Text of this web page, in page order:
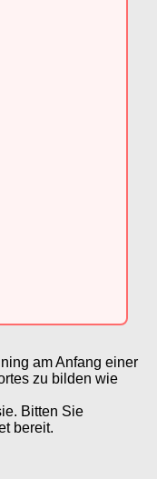
am Anfang einer
zu bilden wie
Bitten Sie
bereit.